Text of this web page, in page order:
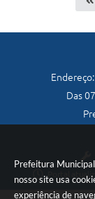
Prefeitura
nosso site usa
experiência de
Das
Portal